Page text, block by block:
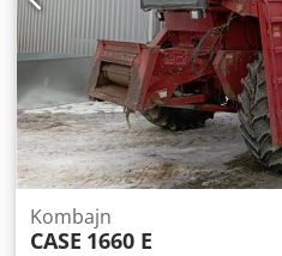
Kombajn
CASE 1660 E